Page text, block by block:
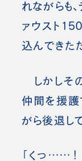
れながらも
ァウスト
込んできた
しかしそ
仲間を援護
がら後退して
「くっ……